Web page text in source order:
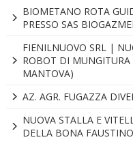
BIOMETANO ROTA
PRESSO SAS
FIENILNUOVO SRL |
ROBOT DI
MANTOVA)
AZ. AGR. FUGAZZA
NUOVA STALLA E
DELLA BONA